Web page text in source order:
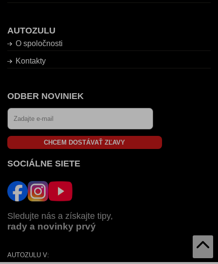
AUTOZULU
O spoločnosti
Kontakty
ODBER NOVINIEK
CHCEM DOSTÁVAŤ ZĽAVY
SOCIÁLNE SIETE
Sledujte nás a získajte tipy,
rady a novinky prvý
AUTOZULU V: